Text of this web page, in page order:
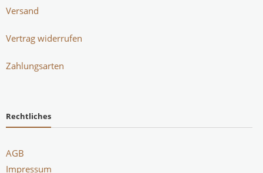
Versand
Vertrag widerrufen
Zahlungsarten
Rechtliches
AGB
Impressum